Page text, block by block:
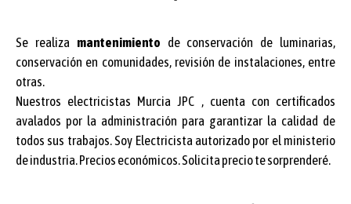
Se realiza mantenimiento de conservación de luminarias,
conservación en comunidades, revisión de instalaciones, entre
otras.
Nuestros electricistas Murcia JPC , cuenta con certificados
avalados por la administración para garantizar la calidad de
todos sus trabajos. Soy Electricista autorizado por el ministerio
de industria. Precios económicos. Solicita precio te sorprenderé.